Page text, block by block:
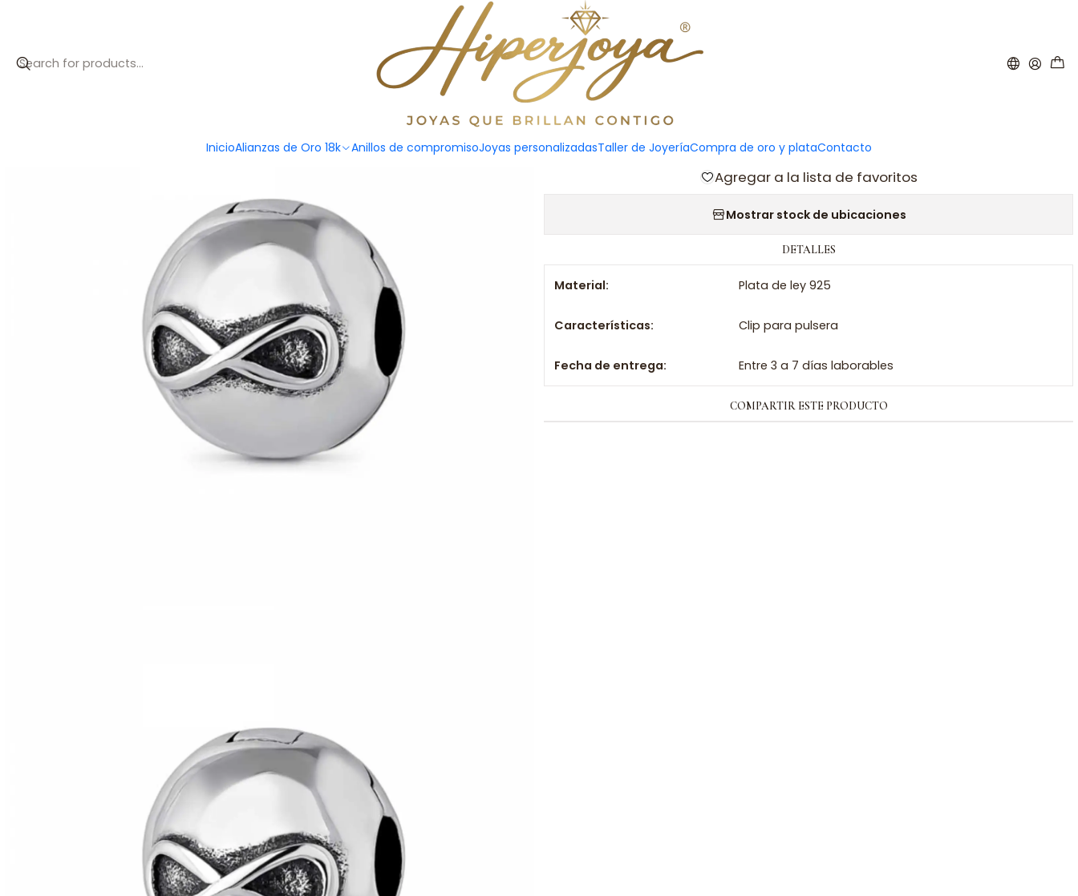
InicioAlianzas de Oro 18k Anillos de compromisoJoyas personalizadasTaller de JoyeríaCompra de oro y plataContacto
Cantidad
Agregar al carro
Agregar a la lista de favoritos
Mostrar stock de ubicaciones
DETALLES
Material: Plata de ley 925
Características: Clip para pulsera
Fecha de entrega: Entre 3 a 7 días laborables
COMPARTIR ESTE PRODUCTO